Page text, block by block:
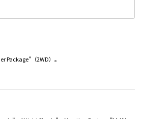
Package”（2WD）。